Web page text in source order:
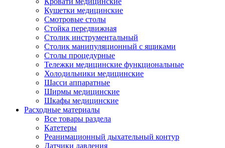
Кушетки медицинские
Смотровые столы
Стойка передвижная
Столик инструментальный
Столик манипуляционный с ящиками
Столы процедурные
Тележки медицинские функциональные
Холодильники медицинские
Шасси аппаратные
Ширмы медицинские
Шкафы медицинские
Расходные материалы
Все товары раздела
Катетеры
Реанимационный дыхательный контур
Датчики давления